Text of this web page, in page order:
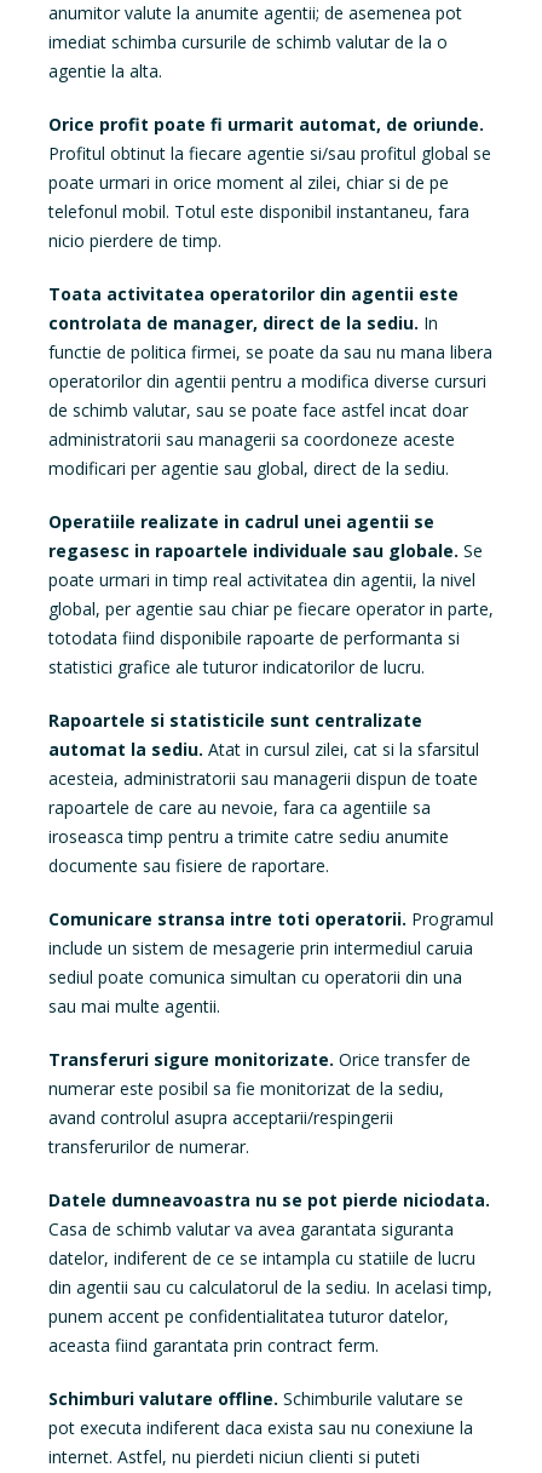
anumitor valute la anumite agentii; de asemenea pot
imediat schimba cursurile de schimb valutar de la o
agentie la alta.
Orice profit poate fi urmarit automat, de oriunde.
Profitul obtinut la fiecare agentie si/sau profitul global se
poate urmari in orice moment al zilei, chiar si de pe
telefonul mobil. Totul este disponibil instantaneu, fara
nicio pierdere de timp.
Toata activitatea operatorilor din agentii este
controlata de manager, direct de la sediu. In
functie de politica firmei, se poate da sau nu mana libera
operatorilor din agentii pentru a modifica diverse cursuri
de schimb valutar, sau se poate face astfel incat doar
administratorii sau managerii sa coordoneze aceste
modificari per agentie sau global, direct de la sediu.
Operatiile realizate in cadrul unei agentii se
regasesc in rapoartele individuale sau globale. Se
poate urmari in timp real activitatea din agentii, la nivel
global, per agentie sau chiar pe fiecare operator in parte,
totodata fiind disponibile rapoarte de performanta si
statistici grafice ale tuturor indicatorilor de lucru.
Rapoartele si statisticile sunt centralizate
automat la sediu. Atat in cursul zilei, cat si la sfarsitul
acesteia, administratorii sau managerii dispun de toate
rapoartele de care au nevoie, fara ca agentiile sa
iroseasca timp pentru a trimite catre sediu anumite
documente sau fisiere de raportare.
Comunicare stransa intre toti operatorii. Programul
include un sistem de mesagerie prin intermediul caruia
sediul poate comunica simultan cu operatorii din una
sau mai multe agentii.
Transferuri sigure monitorizate. Orice transfer de
numerar este posibil sa fie monitorizat de la sediu,
avand controlul asupra acceptarii/respingerii
transferurilor de numerar.
Datele dumneavoastra nu se pot pierde niciodata.
Casa de schimb valutar va avea garantata siguranta
datelor, indiferent de ce se intampla cu statiile de lucru
din agentii sau cu calculatorul de la sediu. In acelasi timp,
punem accent pe confidentialitatea tuturor datelor,
aceasta fiind garantata prin contract ferm.
Schimburi valutare offline. Schimburile valutare se
pot executa indiferent daca exista sau nu conexiune la
internet. Astfel, nu pierdeti niciun clienti si puteti